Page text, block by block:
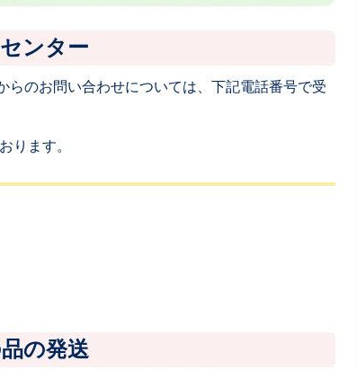
ンター
のお問い合わせについては、下記電話番号で受
ります。
の発送